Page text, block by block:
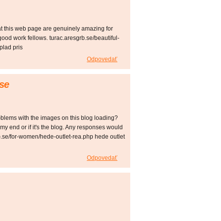
this web page are genuinely amazing for
work fellows. turac.aresgrb.se/beautiful-
pris
Odpovedať
with the images on this blog loading?
end or if it's the blog. Any responses would
for-women/hede-outlet-rea.php hede outlet
Odpovedať